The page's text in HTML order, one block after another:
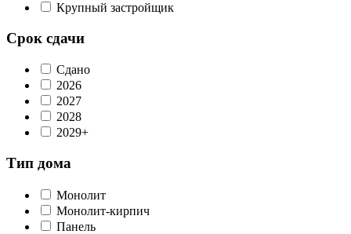
Крупный застройщик
Срок сдачи
Сдано
2026
2027
2028
2029+
Тип дома
Монолит
Монолит-кирпич
Панель